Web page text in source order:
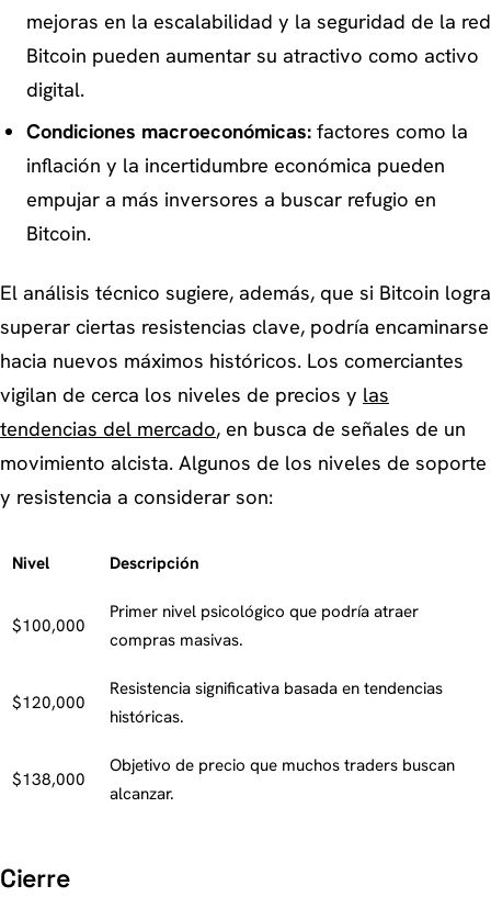
mejoras en la escalabilidad y la seguridad de la red
Bitcoin pueden aumentar su atractivo como activo
digital.
Condiciones macroeconómicas:factores como la
inflación y la incertidumbre económica pueden
empujar a más inversores a buscar refugio en
Bitcoin.
El análisis técnico sugiere, además, que si Bitcoin logra
superar ciertas resistencias clave, podría encaminarse
hacia nuevos máximos históricos. Los comerciantes
vigilan de cerca los niveles de precios y las
tendencias del mercado, en busca de señales de un
movimiento alcista. Algunos de los niveles de soporte
y resistencia a considerar son:
Nivel Descripción
$100,000
Primer nivel psicológico que podría atraer
compras masivas.
$120,000
Resistencia significativa basada en tendencias
históricas.
$138,000
Objetivo de precio que muchos traders buscan
alcanzar.
Cierre